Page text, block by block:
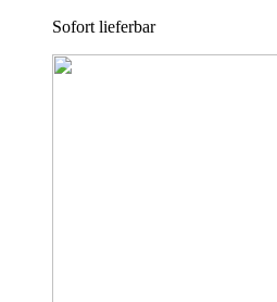
Sofort lieferbar